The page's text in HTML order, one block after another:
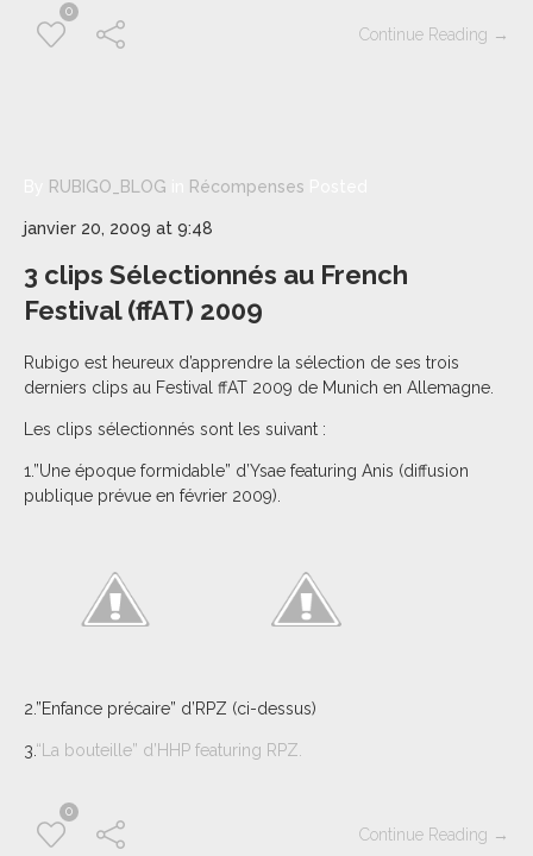
0
Continue Reading →
RUBIGO_BLOG Récompenses
janvier 20, 2009 at 9:48
3 clips Sélectionnés au French
Festival (ffAT) 2009
Rubigo est heureux d’apprendre la sélection de ses trois
derniers clips au Festival ffAT 2009 de Munich en Allemagne.
Les clips sélectionnés sont les suivant :
1.”Une époque formidable” d’Ysae featuring Anis (diffusion
publique prévue en février 2009).
2.”Enfance précaire” d’RPZ (ci-dessus)
3.“La bouteille” d’HHP featuring RPZ.
0
Continue Reading →